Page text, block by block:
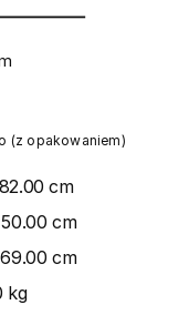
(z opakowaniem)
82.00 cm
50.00 cm
69.00 cm
kg